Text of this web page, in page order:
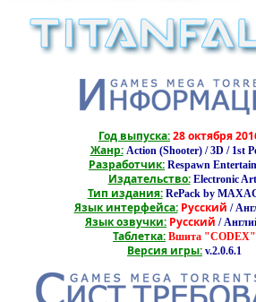
Год выпуска:28 октября
Жанр: Action (Shooter) / 3D / 1st
Разработчик: Respawn
Издательство: Electronic
Тип издания: RePack by
Язык интерфейса: Русский /
Язык озвучки: Русский /
Таблетка: Вшита "CODEX"
Версия игры: v.2.0.6.1